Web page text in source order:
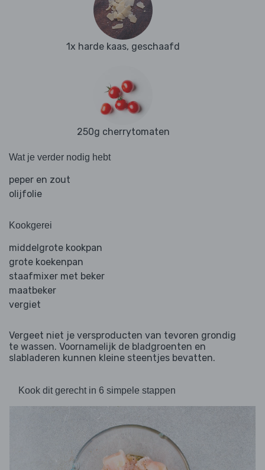
1x harde kaas, geschaafd
250g cherrytomaten
Wat je verder nodig hebt
peper en zout
olijfolie
Kookgerei
middelgrote kookpan
grote koekenpan
staafmixer met beker
maatbeker
vergiet
Vergeet niet je versproducten van tevoren grondig
te wassen. Voornamelijk de bladgroenten en
slabladeren kunnen kleine steentjes bevatten.
Kook dit gerecht in 6 simpele stappen